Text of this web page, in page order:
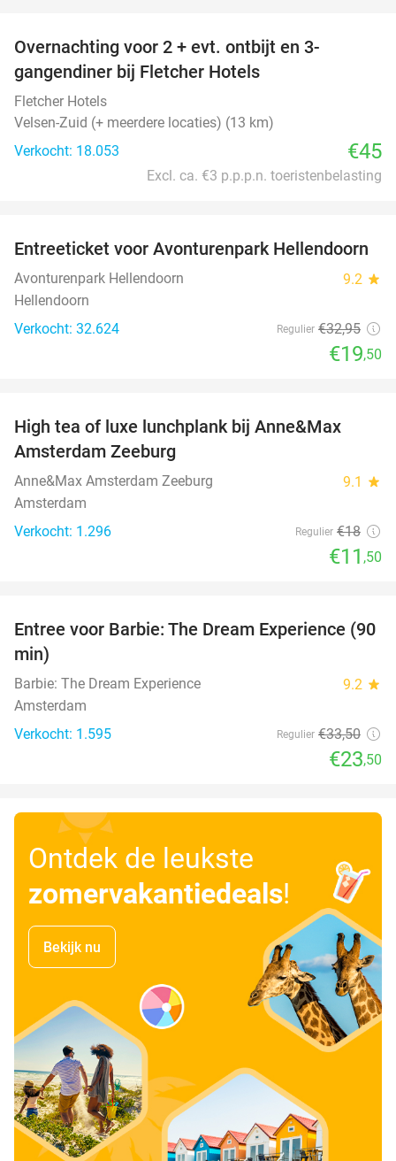
Overnachting voor 2 + evt. ontbijt en 3-
gangendiner bij Fletcher Hotels
Fletcher Hotels
Velsen-Zuid (+ meerdere locaties) (13 km)
Verkocht: 18.053
€45
Excl. ca. €3 p.p.p.n. toeristenbelasting
41%
Entreeticket voor Avonturenpark Hellendoorn
Avonturenpark Hellendoorn 9.2 star
Hellendoorn
Verkocht: 32.624
Regulier €32,95
€19,50
High tea of luxe lunchplank bij Anne&Max
Amsterdam Zeeburg
Anne&Max Amsterdam Zeeburg 9.1 star
Amsterdam
Verkocht: 1.296
Regulier €18
€11 ,50
30%
Entree voor Barbie: The Dream Experience (90
min)
Barbie: The Dream Experience 9.2 star
Amsterdam
Verkocht: 1.595
Regulier €33,50
€23,50
Ontdek de leukste
zomervakantiedeals!
Bekijk nu